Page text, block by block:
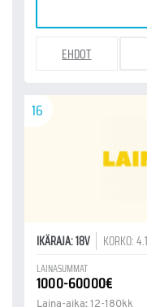
EHDOT
16
IKÄRAJA: 18V KORKO:
LAINASUMMAT
1000-60000€
Laina-aika: 12-180kk